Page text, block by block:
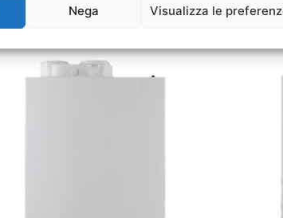
Nega Visualizza le